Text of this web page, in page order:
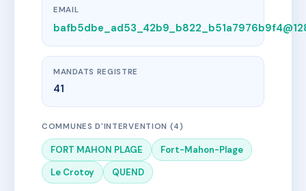
EMAIL
MANDATS REGISTRE
41
COMMUNES D'INTERVENTION (4)
FORT MAHON PLAGE
Fort-Mahon-Plage
Le Crotoy
QUEND